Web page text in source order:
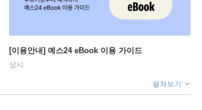
[이용안내] 예스24 eBook 이용 가이드
상시
펼쳐보기